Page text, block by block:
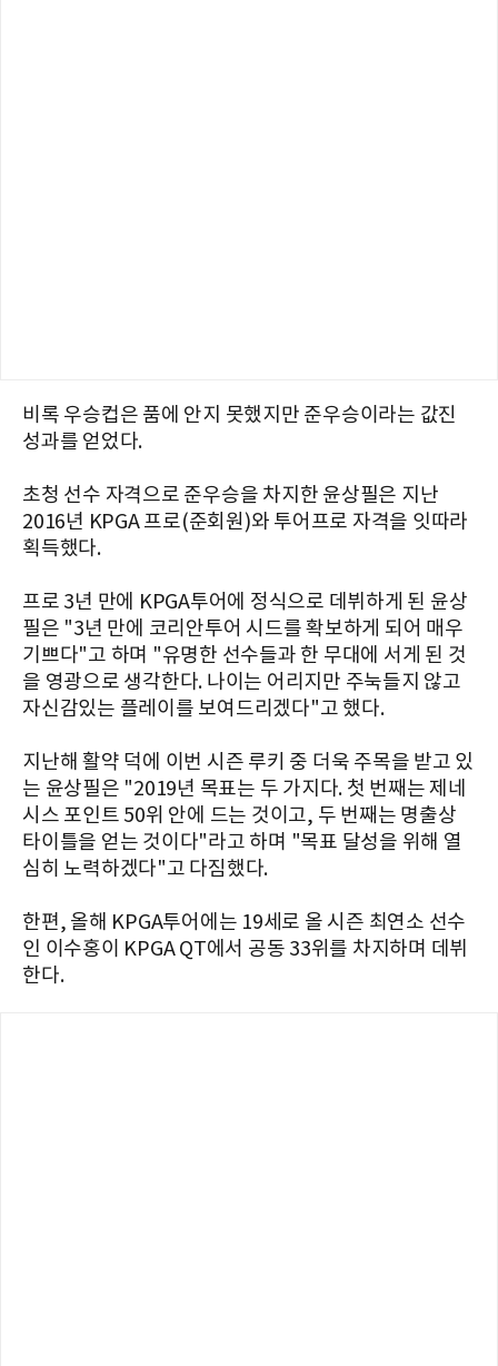
비록 우승컵은 품에 안지 못했지만 준우승이라는 값진
성과를 얻었다.
초청 선수 자격으로 준우승을 차지한 윤상필은 지난
2016년 KPGA 프로(준회원)와 투어프로 자격을 잇따라
획득했다.
프로 3년 만에 KPGA투어에 정식으로 데뷔하게 된 윤상
필은 "3년 만에 코리안투어 시드를 확보하게 되어 매우
기쁘다"고 하며 "유명한 선수들과 한 무대에 서게 된 것
을 영광으로 생각한다. 나이는 어리지만 주눅들지 않고
자신감있는 플레이를 보여드리겠다"고 했다.
지난해 활약 덕에 이번 시즌 루키 중 더욱 주목을 받고 있
는 윤상필은 "2019년 목표는 두 가지다. 첫 번째는 제네
시스 포인트 50위 안에 드는 것이고, 두 번째는 명출상
타이틀을 얻는 것이다"라고 하며 "목표 달성을 위해 열
심히 노력하겠다"고 다짐했다.
한편, 올해 KPGA투어에는 19세로 올 시즌 최연소 선수
인 이수홍이 KPGA QT에서 공동 33위를 차지하며 데뷔
한다.